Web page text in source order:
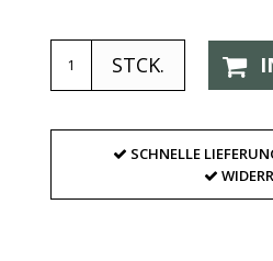
STCK.
SCHNELLE